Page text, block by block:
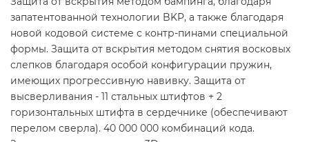
запатентованной технологии BKP, а также благодаря
новой кодовой системе с контр-пинами специальной
формы. Защита от вскрытия методом снятия восковых
слепков благодаря особой конфигурации пружин,
имеющих прогрессивную навивку. Защита от
высверливания - 11 стальных штифтов + 2
горизонтальных штифта в сердечнике (обеспечивают
перелом сверла). 40 000 000 комбинаций кода.